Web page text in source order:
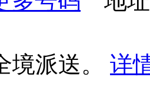
境派送。 详